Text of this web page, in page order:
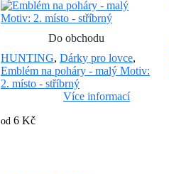
Do obchodu
HUNTING, Dárky pro lovce,
Emblém na poháry - malý Motiv:
2. místo - stříbrný
Více informací
od 6 Kč